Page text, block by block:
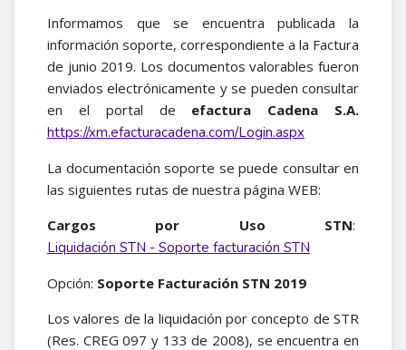
Informamos que se encuentra publicada la
información soporte, correspondiente a la Factura
de junio 2019. Los documentos valorables fueron
enviados electrónicamente y se pueden consultar
en el portal de efactura Cadena S.A.
https://xm.efacturacadena.com/Login.aspx
La documentación soporte se puede consultar en
las siguientes rutas de nuestra página WEB:
Cargos por Uso STN:
Liquidación STN - Soporte facturación STN
Opción: Soporte Facturación STN 2019
Los valores de la liquidación por concepto de STR
(Res. CREG 097 y 133 de 2008), se encuentra en